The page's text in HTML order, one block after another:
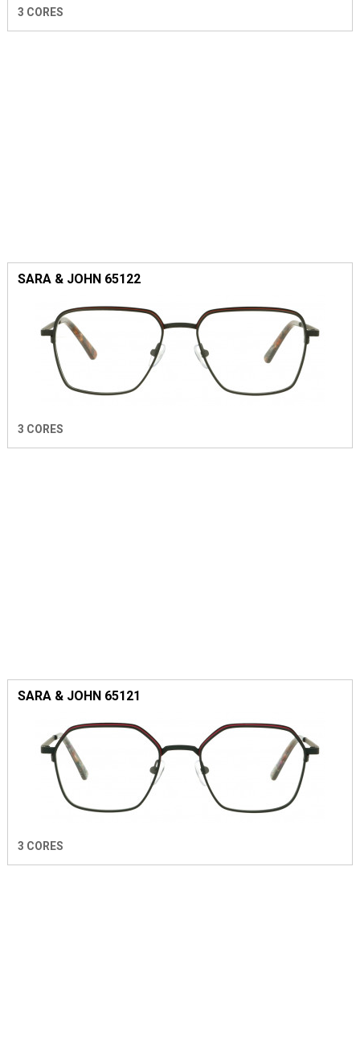
3 CORES
SARA & JOHN 65122
3 CORES
SARA & JOHN 65121
3 CORES